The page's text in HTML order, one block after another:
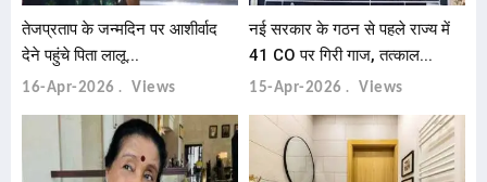
तेजप्रताप के जन्मदिन पर आशीर्वाद
देने पहुंचे पिता लालू...
16-Apr-2026 Views
नई सरकार के गठन से पहले राज्य में
41 CO पर गिरी गाज, तत्काल...
15-Apr-2026 Views